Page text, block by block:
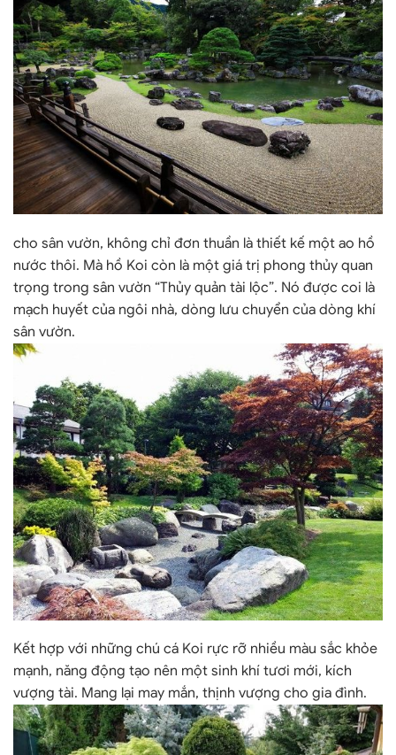
cho sân vườn, không chỉ đơn thuần là thiết kế một ao hồ
nước thôi. Mà hồ Koi còn là một giá trị phong thủy quan
trọng trong sân vườn “Thủy quản tài lộc”. Nó được coi là
mạch huyết của ngôi nhà, dòng lưu chuyển của dòng khí
sân vườn.
Kết hợp với những chú cá Koi rực rỡ nhiều màu sắc khỏe
mạnh, năng động tạo nên một sinh khí tươi mới, kích
vượng tài. Mang lại may mắn, thịnh vượng cho gia đình.